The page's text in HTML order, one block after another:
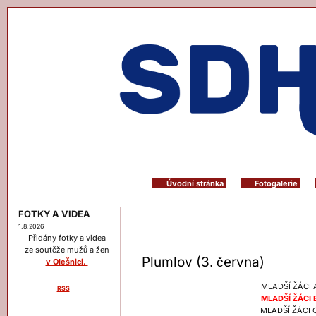
Úvodní stránka Fotogalerie
FOTKY A VIDEA
1.8.2026
Přidány fotky a videa
ze soutěže mužů a žen
v Olešnici.
RSS
Plumlov (3. června)
MLADŠÍ ŽÁCI
MLADŠÍ ŽÁCI
MLADŠÍ ŽÁCI